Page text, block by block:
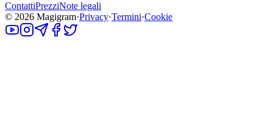
ContattiPrezziNote legali
© 2026 Magigram·Privacy·Termini·Cookie